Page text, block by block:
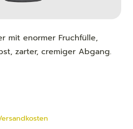
mit enormer Fruchfülle,
zarter, cremiger Abgang.